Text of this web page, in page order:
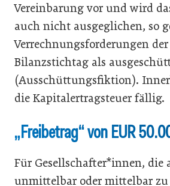
Vereinbarung vor und wird
auch nicht ausgeglichen, so
Verrechnungsforderungen
Bilanzstichtag als
(Ausschüttungsfiktion).
die Kapitalertragsteuer fällig.
„Freibetrag“ von EUR
Für Gesellschafter*innen, die
unmittelbar oder mittelbar zu